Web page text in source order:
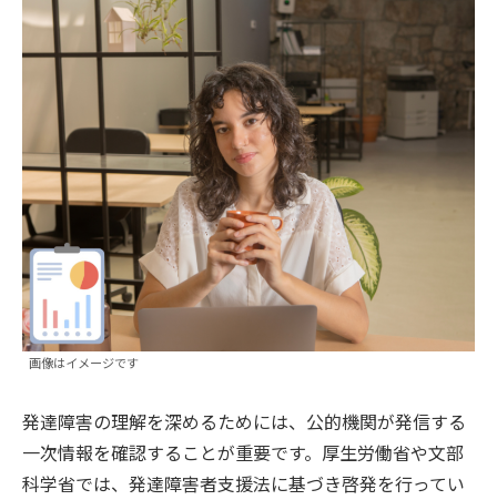
画像はイメージです
発達障害の理解を深めるためには、公的機関が発信する
一次情報を確認することが重要です。厚生労働省や文部
科学省では、発達障害者支援法に基づき啓発を行ってい